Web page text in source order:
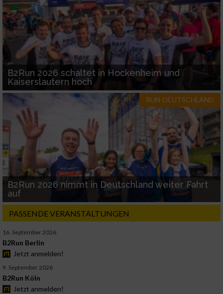
B2Run 2026 schaltet in Hockenheim und
Kaiserslautern hoch
RUN-DEUTSCHLAND
B2Run 2026 nimmt in Deutschland weiter Fahrt
auf
PASSENDE VERANSTALTUNGEN
16. September 2026
B2Run Berlin
Jetzt anmelden!
9. September 2026
B2Run Köln
Jetzt anmelden!